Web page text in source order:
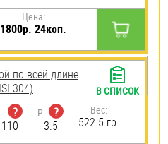
Цена:
1800р. 24коп.
по всей длине
304)
?
110
P
?
3.5
Вес:
522.5 гр.
В СПИСОК